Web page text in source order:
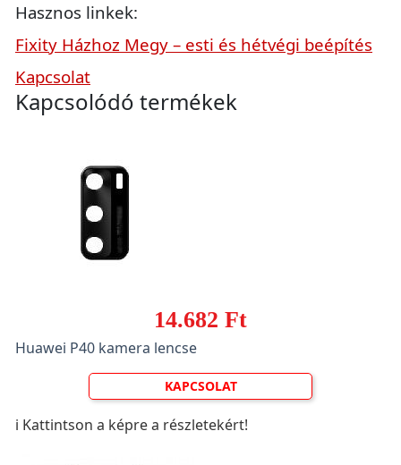
Hasznos linkek:
Fixity Házhoz Megy – esti és hétvégi beépítés
Kapcsolat
Kapcsolódó termékek
14.682 Ft
Huawei P40 kamera lencse
KAPCSOLAT
ℹ️ Kattintson a képre a részletekért!